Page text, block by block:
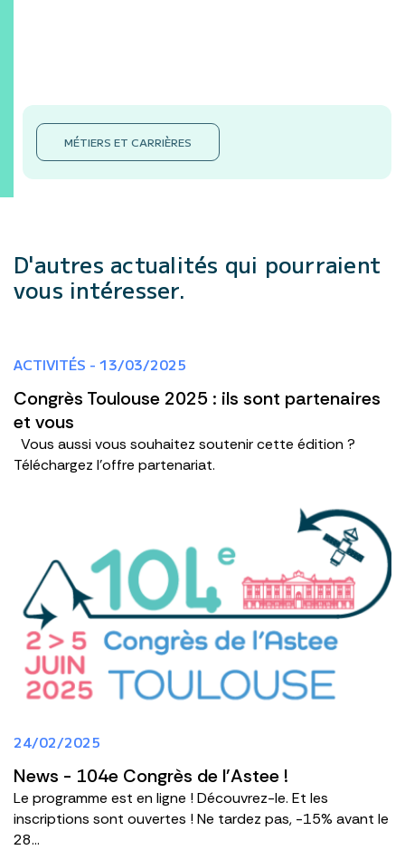
MÉTIERS ET CARRIÈRES
D'autres actualités qui pourraient
vous intéresser.
ACTIVITÉS - 13/03/2025
Congrès Toulouse 2025 : ils sont partenaires
et vous
Vous aussi vous souhaitez soutenir cette édition ?
Téléchargez l'offre partenariat.
24/02/2025
News - 104e Congrès de l'Astee !
Le programme est en ligne ! Découvrez-le. Et les
inscriptions sont ouvertes ! Ne tardez pas, -15% avant le
28...